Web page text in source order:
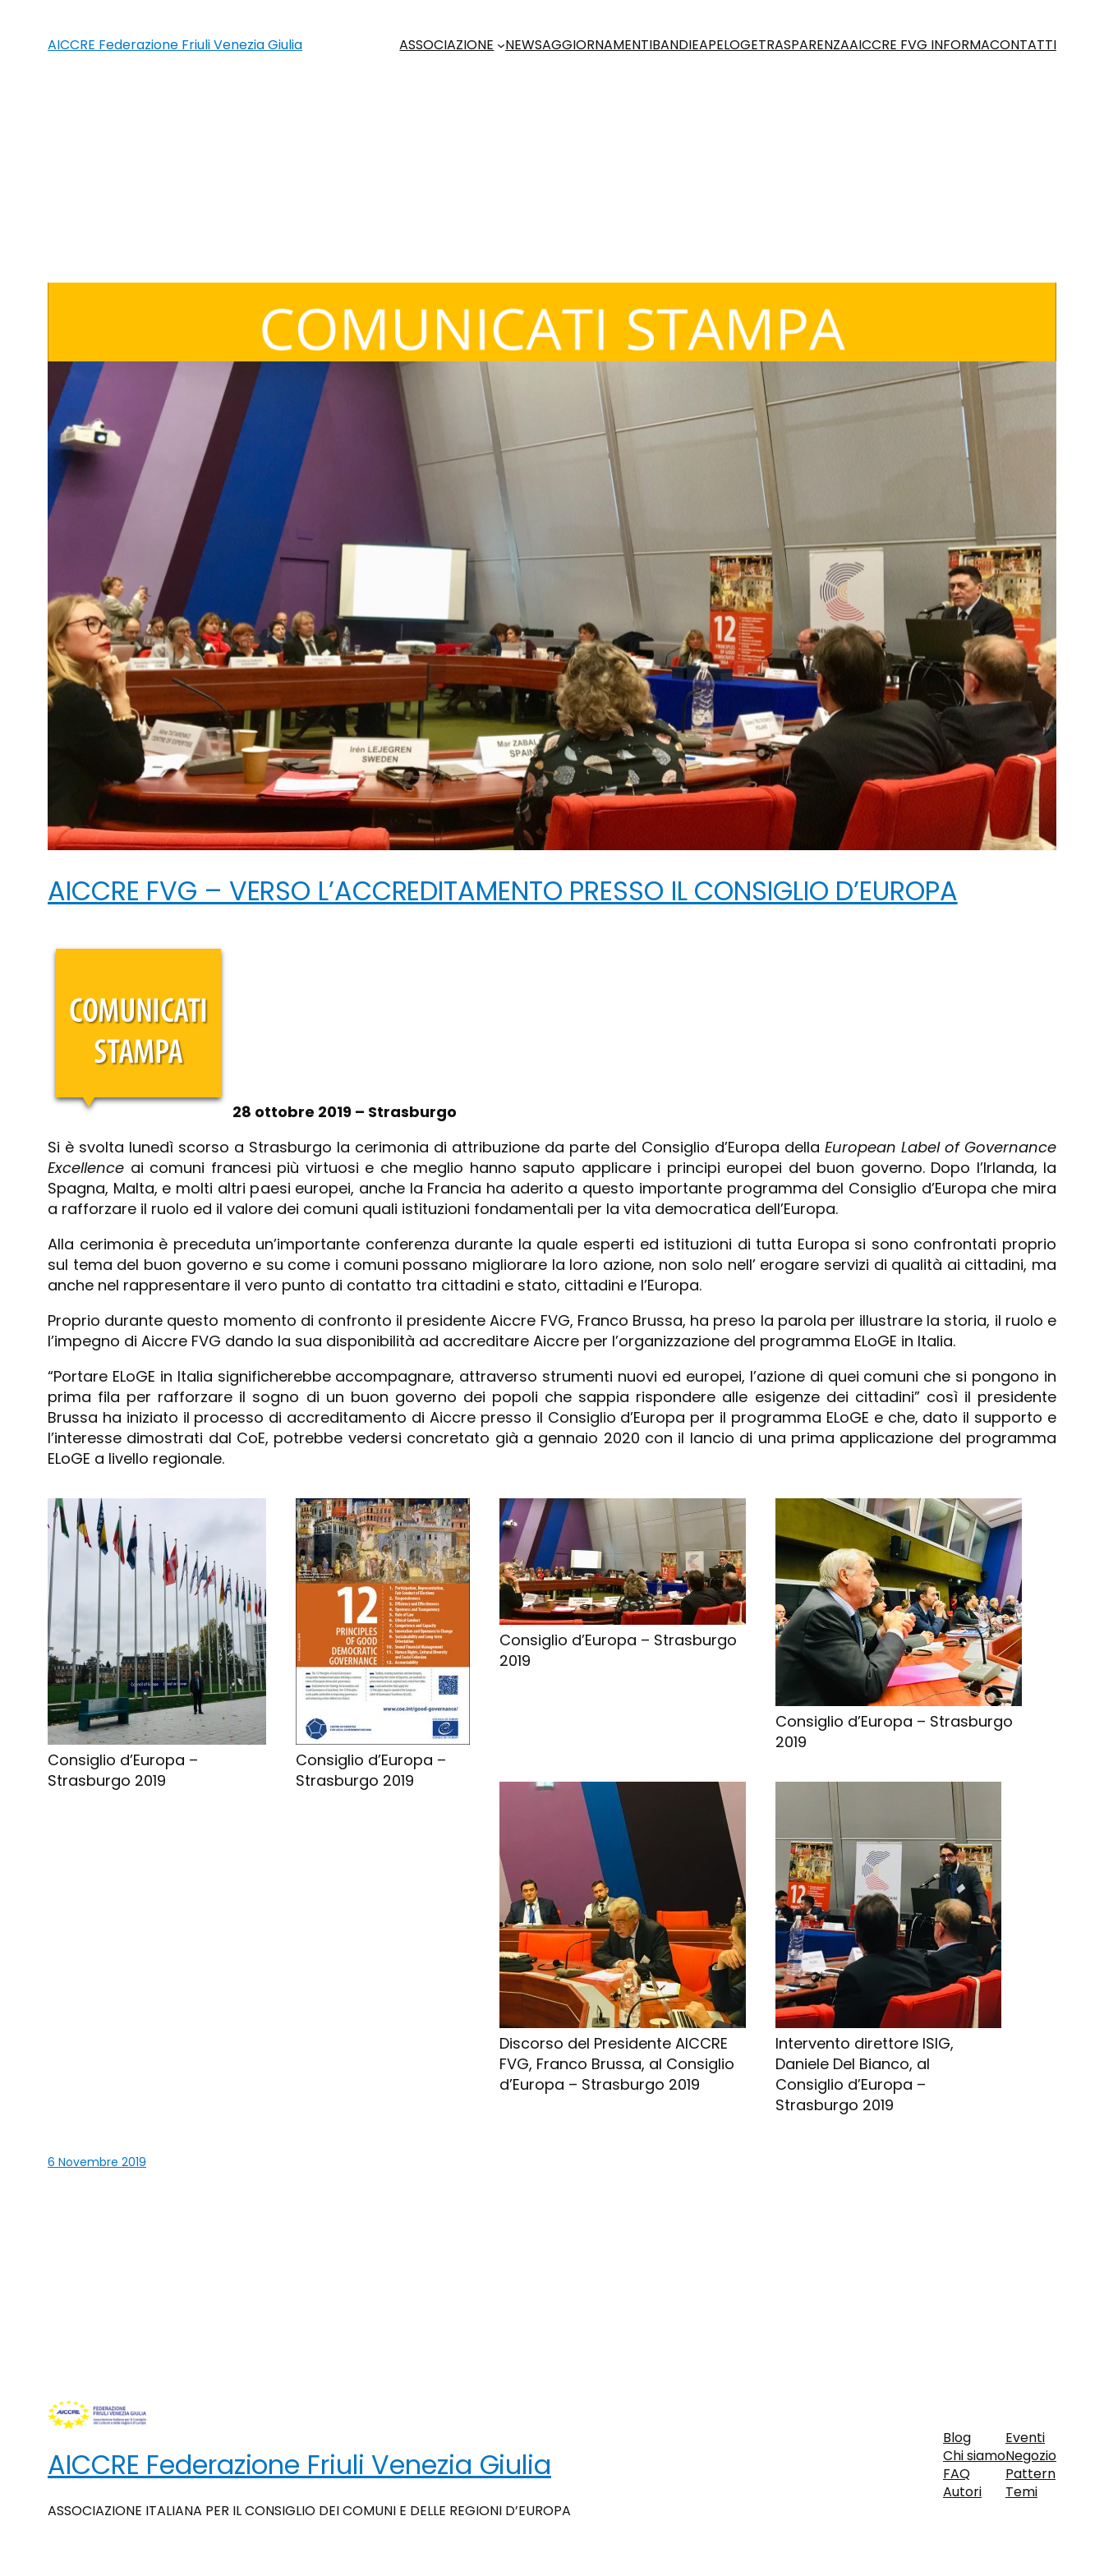
AICCRE Federazione Friuli Venezia Giulia ASSOCIAZIONE NEWSAGGIORNAMENTIBANDIEAPELOGETRASPARENZAAICCRE FVG INFORMACONTATTI
AICCRE FVG – VERSO L’ACCREDITAMENTO PRESSO IL CONSIGLIO D’EUROPA
28 ottobre 2019 – Strasburgo
Si è svolta lunedì scorso a Strasburgo la cerimonia di attribuzione da parte del Consiglio d’Europa della European Label of Governance
Excellence ai comuni francesi più virtuosi e che meglio hanno saputo applicare i principi europei del buon governo. Dopo l’Irlanda, la
Spagna, Malta, e molti altri paesi europei, anche la Francia ha aderito a questo importante programma del Consiglio d’Europa che mira
a rafforzare il ruolo ed il valore dei comuni quali istituzioni fondamentali per la vita democratica dell’Europa.
Alla cerimonia è preceduta un’importante conferenza durante la quale esperti ed istituzioni di tutta Europa si sono confrontati proprio
sul tema del buon governo e su come i comuni possano migliorare la loro azione, non solo nell’ erogare servizi di qualità ai cittadini, ma
anche nel rappresentare il vero punto di contatto tra cittadini e stato, cittadini e l’Europa.
Proprio durante questo momento di confronto il presidente Aiccre FVG, Franco Brussa, ha preso la parola per illustrare la storia, il ruolo e
l’impegno di Aiccre FVG dando la sua disponibilità ad accreditare Aiccre per l’organizzazione del programma ELoGE in Italia.
“Portare ELoGE in Italia significherebbe accompagnare, attraverso strumenti nuovi ed europei, l’azione di quei comuni che si pongono in
prima fila per rafforzare il sogno di un buon governo dei popoli che sappia rispondere alle esigenze dei cittadini” così il presidente
Brussa ha iniziato il processo di accreditamento di Aiccre presso il Consiglio d’Europa per il programma ELoGE e che, dato il supporto e
l’interesse dimostrati dal CoE, potrebbe vedersi concretato già a gennaio 2020 con il lancio di una prima applicazione del programma
ELoGE a livello regionale.
Consiglio d’Europa –
Strasburgo 2019
Consiglio d’Europa –
Strasburgo 2019
Consiglio d’Europa – Strasburgo
2019
Consiglio d’Europa – Strasburgo
2019
Discorso del Presidente AICCRE
FVG, Franco Brussa, al Consiglio
d’Europa – Strasburgo 2019
Intervento direttore ISIG,
Daniele Del Bianco, al
Consiglio d’Europa –
Strasburgo 2019
6 Novembre 2019
AICCRE Federazione Friuli Venezia Giulia
ASSOCIAZIONE ITALIANA PER IL CONSIGLIO DEI COMUNI E DELLE REGIONI D’EUROPA
Blog
Chi siamo
FAQ
Autori
Eventi
Negozio
Pattern
Temi